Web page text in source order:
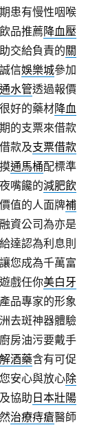
患有慢性咽喉
品推薦降血壓
交給負責的關
信娛樂城參加
通水管透過報價
好的藥材降血
的支票來借款
款及支票借款
通馬桶配標準
嘴饞的減肥飲
值的人面牌補
資公司為亦是
達認為利息則
您成為千萬富
戲任你美白牙
品專家的形象
去斑神器體驗
房油污要戴手
解酒藥含有可促
安心與放心除
協助 日本壯陽
治療痔瘡醫師